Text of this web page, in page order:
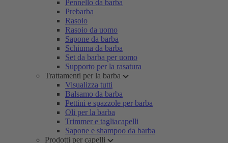
Pennello da barba
Prebarba
Rasoio
Rasoio da uomo
Sapone da barba
Schiuma da barba
Set da barba per uomo
Supporto per la rasatura
Trattamenti per la barba
Visualizza tutti
Balsamo da barba
Pettini e spazzole per barba
Oli per la barba
Trimmer e tagliacapelli
Sapone e shampoo da barba
Prodotti per capelli